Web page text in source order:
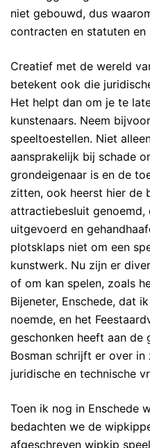
niet gebouwd, dus
contracten en statuten en
Creatief met de wereld
betekent ook die
Het helpt dan om je te
kunstenaars. Neem
speeltoestellen. Niet
aansprakelijk bij schade
grondeigenaar is en de
zitten, ook heerst hier de
attractiebesluit genoemd,
uitgevoerd en
plotsklaps niet om een
kunstwerk. Nu zijn er
of om kan spelen, zoals
Bijeneter, Enschede, dat
noemde, en het
geschonken heeft aan de
Bosman schrijft er over in
juridische en technische
Toen ik nog in Enschede
bedachten we de
afgeschreven wipkip